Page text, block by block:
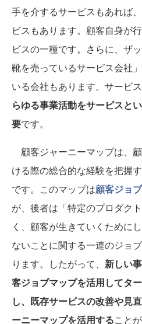
手を介するサービスもあれば
ビスもあります。顧客自身が
ビスの一種です。さらに、ザ
靴を売っているサービス会社
いる会社もあります。サービ
らゆる事業活動をサービスと
要です。
顧客ジャーニーマップは、
ける際の総合的な経験を把握
です。このマップは顧客ジョ
が、後者は「特定のプロダク
く、顧客が生きていくために
ないことに関する一連のジョ
ります。したがって、 新しい
客ジョブマップを活用してタ
し、既存サービスの改善や見
ーニーマップを活用すること